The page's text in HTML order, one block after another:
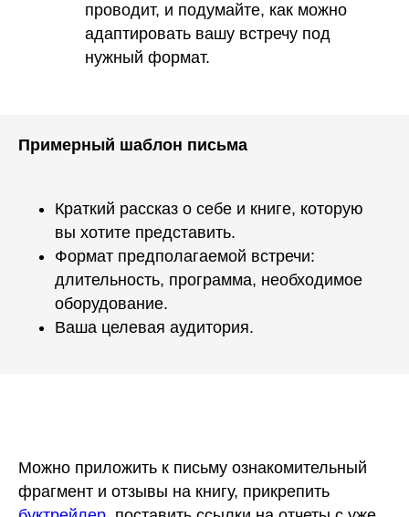
проводит, и подумайте, как можно
адаптировать вашу встречу под
нужный формат.
Примерный шаблон письма
Краткий рассказ о себе и книге, которую
вы хотите представить.
Формат предполагаемой встречи:
длительность, программа, необходимое
оборудование.
Ваша целевая аудитория.
Можно приложить к письму ознакомительный
фрагмент и отзывы на книгу, прикрепить